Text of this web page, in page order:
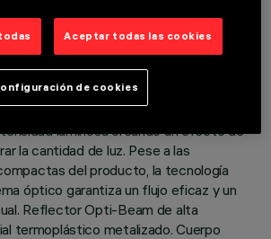
con lámpara led y adaptador para
baja tensión 48 V Filorail, indicada para
acento. Adaptador de material
controlador con tecnología PWM
La tecnología integrada PWM
luminosa creando un efecto de
la cantidad de luz. Pese a las
del producto, la tecnología
óptico garantiza un flujo eficaz y un
Reflector Opti-Beam de alta
termoplástico metalizado. Cuerpo
Aceptar todas las cookies
de cookies